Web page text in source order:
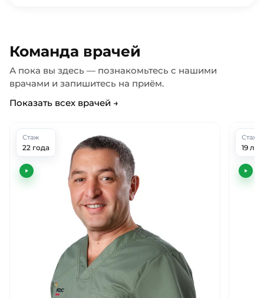
Команда врачей
А пока вы здесь — познакомьтесь с нашими
врачами и запишитесь на приём.
Показать всех врачей →
Стаж
22 года
Стаж
19 лет